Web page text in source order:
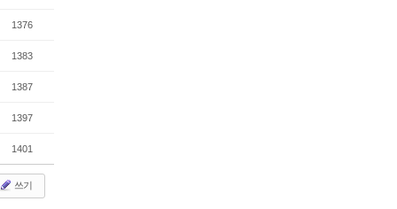
1376
1383
1387
1397
1401
쓰기